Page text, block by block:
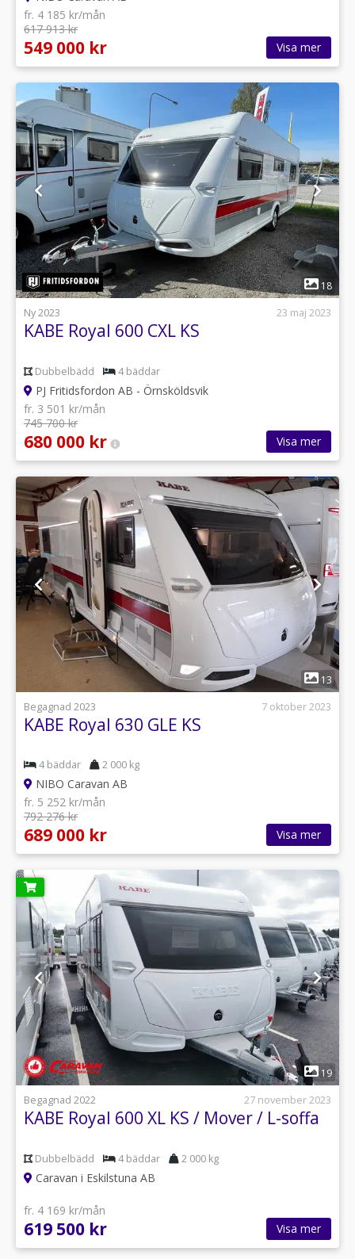
fr. 4 185 kr/mån
617 913 kr
549 000 kr Visa mer
1
18
Ny 2023
23 maj 2023
KABE Royal 600 CXL KS
Dubbelbädd 4 bäddar
PJ Fritidsfordon AB - Örnsköldsvik
fr. 3 501 kr/mån
745 700 kr
680 000 kr Visa mer
1
13
Begagnad 2023
7 oktober 2023
KABE Royal 630 GLE KS
4 bäddar 2 000 kg
NIBO Caravan AB
fr. 5 252 kr/mån
792 276 kr
689 000 kr Visa mer
19
Begagnad 2022
27 november 2023
KABE Royal 600 XL KS / Mover / L-soffa
Dubbelbädd 4 bäddar 2 000 kg
Caravan i Eskilstuna AB
fr. 4 169 kr/mån
619 500 kr Visa mer